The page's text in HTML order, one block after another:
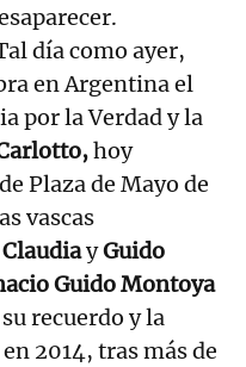
día como ayer,
en Argentina el
por la Verdad y la
hoy
Plaza de Mayo de
vascas
ClaudiayGuido
Guido Montoya
recuerdo y la
2014, tras más de